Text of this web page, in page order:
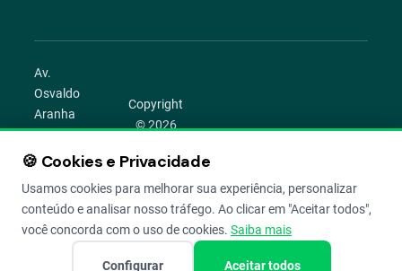
Av.
Osvaldo
Aranha
1022 –
Bom
Porto
Alegre –
RS
Copyright
© 2026
Todos os
direitos
reservados.
🍪 Cookies e Privacidade
Usamos cookies para melhorar sua experiência, personalizar
conteúdo e analisar nosso tráfego. Ao clicar em "Aceitar todos",
você concorda com o uso de cookies. Saiba mais
Configurar Aceitar todos